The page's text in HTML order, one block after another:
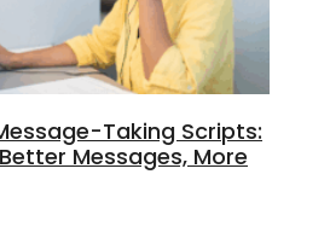
Taking Scripts:
Messages, More